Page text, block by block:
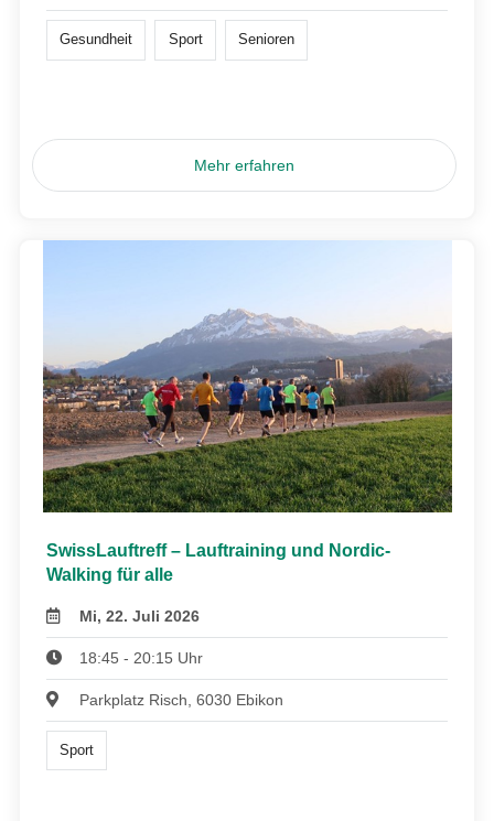
Gesundheit Sport Senioren
Mehr erfahren
SwissLauftreff – Lauftraining und Nordic-
Walking für alle
Mi, 22. Juli 2026
18:45 - 20:15 Uhr
Parkplatz Risch, 6030 Ebikon
Sport